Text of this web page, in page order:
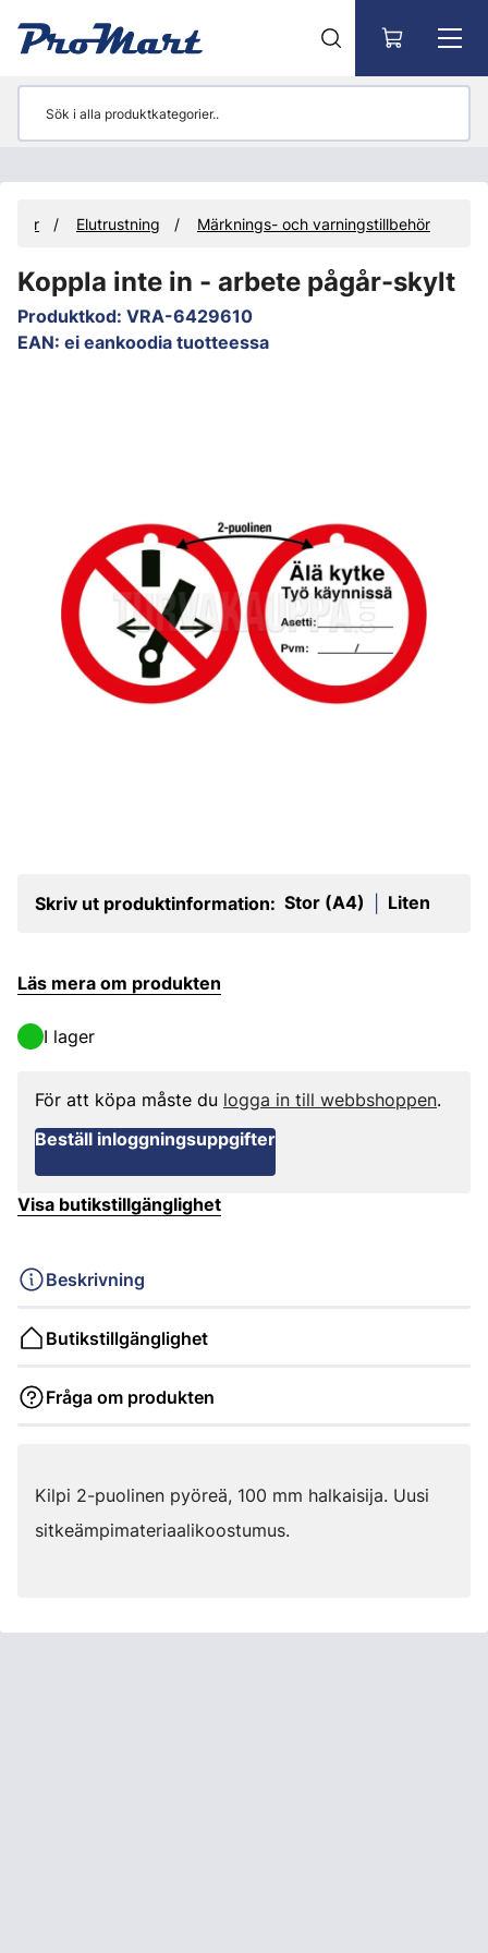
Elutrustning Märknings- och varningstillbehör
Koppla inte in - arbete pågår-skylt
Produktkod: VRA-6429610
EAN: ei eankoodia tuotteessa
Skriv ut produktinformation: Stor (A4) Liten
Läs mera om produkten
I lager
För att köpa måste du logga in till webbshoppen.
Beställ inloggningsuppgifter
Visa butikstillgänglighet
Beskrivning
Butikstillgänglighet
Fråga om produkten
Kilpi 2-puolinen pyöreä, 100 mm halkaisija. Uusi
sitkeämpimateriaalikoostumus.